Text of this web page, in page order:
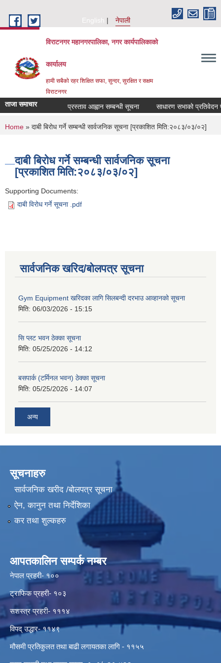
English
नेपाली
विराटनगर महानगरपालिका, नगर कार्यपालिकाको
कार्यालय
हामी सबैको रहर शिक्षित सफा, सुन्दर, सुरक्षित र सक्षम
विराटनगर
ताजा समाचार प्रस्ताव आह्वान सम्बन्धी सूचना साधारण सभाको
You are here
Home » दाबी बिरोध गर्ने सम्बन्धी सार्वजनिक सूचना [प्रकाशित मिति:२०८३/०३/०२]
दाबी बिरोध गर्ने सम्बन्धी सार्वजनिक सूचना
[प्रकाशित मिति:२०८३/०३/०२]
Supporting Documents:
दाबी विरोध गर्ने सूचना .pdf
सार्वजनिक खरिद/बोलपत्र सूचना
Gym Equipment खरिदका लागि सिलबन्दी दरभाउ आव्हानको सूचना
मिति: 06/03/2026 - 15:15
सि प्लट भवन ठेक्का सूचना
मिति: 05/25/2026 - 14:12
बसपार्क (टर्मिनल भवन) ठेक्का सूचना
मिति: 05/25/2026 - 14:07
अन्य
सूचनाहरु
सार्वजनिक खरीद /बोलपत्र सूचना
ऐन, कानुन तथा निर्देशिका
कर तथा शुल्कहरु
आपतकालिन सम्पर्क नम्बर
नेपाल प्रहरी- १००
ट्राफिक प्रहरी- १०३
सशस्त्र प्रहरी- १११४
विपद् उद्धार- ११४९
मौसमी प्रतिकुलत तथा बाढी लगायतका लागि - ११५५